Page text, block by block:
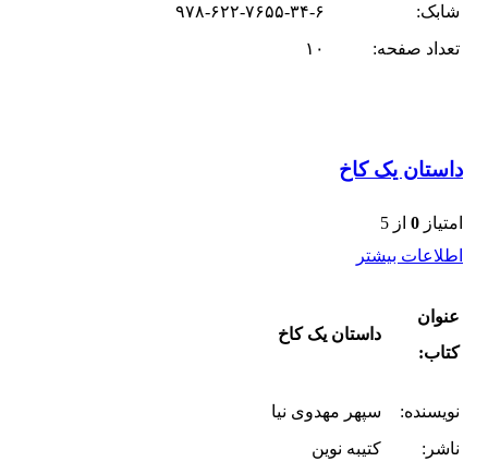
شابک:
۹۷۸-۶۲۲-۷۶۵۵-۳۴-۶
تعداد صفحه:
۱۰
داستان یک کاخ
امتیاز 0 از 5
اطلاعات بیشتر
عنوان
کتاب:
داستان یک کاخ
نویسنده:
سپهر مهدوی نیا
ناشر:
کتیبه نوین